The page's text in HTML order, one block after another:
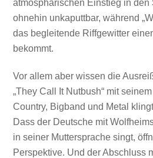
atmosphärischen Einstieg in den
ohnehin unkaputtbar, während
das begleitende Riffgewitter
bekommt.
Vor allem aber wissen die
„They Call It Nutbush“ mit
Country, Bigband und Metal
Dass der Deutsche mit
in seiner Muttersprache singt,
Perspektive. Und der Abschluss